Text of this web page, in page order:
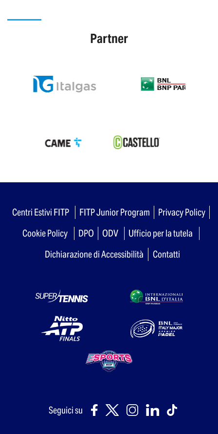
Partner
Centri Estivi FITP FITP Junior Program
Privacy Policy
Cookie Policy
DPO ODV
Ufficio per la tutela
Dichiarazione di Accessibilità
Contatti
Seguici su